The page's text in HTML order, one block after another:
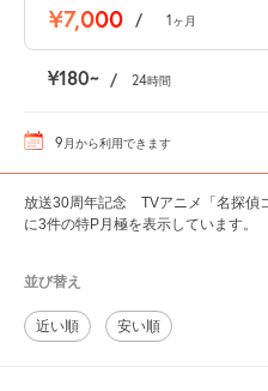
¥7,000 / 1ヶ月
¥180 / 24時間
9 月から利用できます
放送30周年記念 TVアニメ「名探偵
に3件の特P月極を表示しています。
並び替え
近い順 安い順